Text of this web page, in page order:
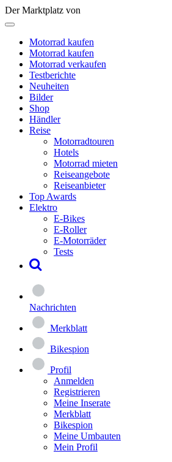
Der Marktplatz von
Motorrad kaufen
Motorrad kaufen
Motorrad verkaufen
Testberichte
Neuheiten
Bilder
Shop
Händler
Reise
Motorradtouren
Hotels
Motorrad mieten
Reiseangebote
Reiseanbieter
Top Awards
Elektro
E-Bikes
E-Roller
E-Motorräder
Tests
Nachrichten
Merkblatt
Bikespion
Profil
Anmelden
Registrieren
Meine Inserate
Merkblatt
Bikespion
Meine Umbauten
Mein Profil